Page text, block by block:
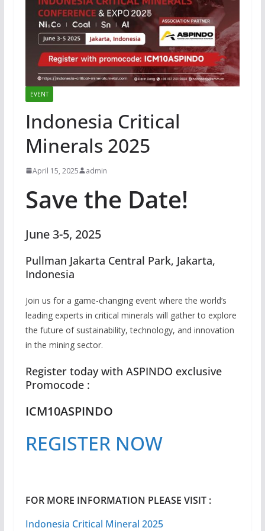
EVENT
Indonesia Critical
Minerals 2025
April 15, 2025 admin
Save the Date!
June 3-5, 2025
Pullman Jakarta Central Park, Jakarta,
Indonesia
Join us for a game-changing event where the world’s
leading experts in critical minerals will gather to explore
the future of sustainability, technology, and innovation
in the mining sector.
Register today with ASPINDO exclusive
Promocode :
ICM10ASPINDO
REGISTER NOW
FOR MORE INFORMATION PLEASE VISIT :
Indonesia Critical Mineral 2025